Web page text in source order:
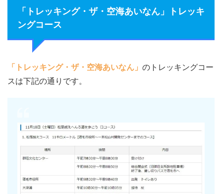
「トレッキング・ザ・空海あいなん」トレッキ
ングコース
「トレッキング・ザ・空海あいなん」 のトレッキングコー
スは下記の通りです。